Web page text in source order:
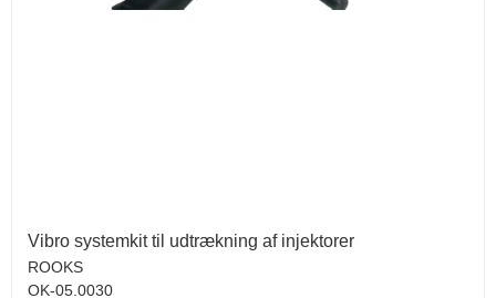
Vibro systemkit til udtrækning af injektorer
ROOKS
OK-05.0030